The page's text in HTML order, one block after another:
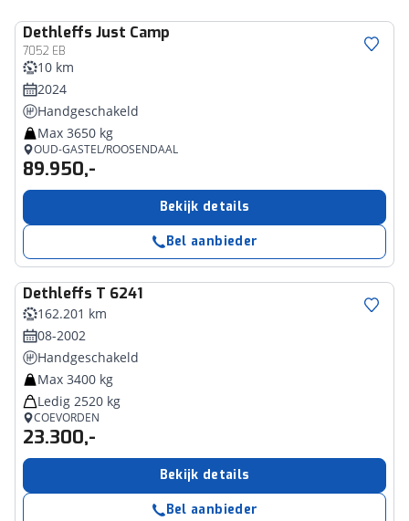
Dethleffs Just Camp
7052 EB
10 km
2024
Handgeschakeld
Max 3650 kg
OUD-GASTEL/ROOSENDAAL
89.950,-
Bekijk details
Bel aanbieder
Dethleffs T 6241
162.201 km
08-2002
Handgeschakeld
Max 3400 kg
Ledig 2520 kg
COEVORDEN
23.300,-
Bekijk details
Bel aanbieder